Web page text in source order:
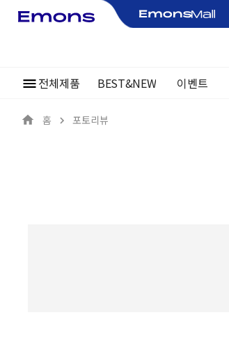
전체제품 BEST&NEW 이벤트
홈 포토리뷰